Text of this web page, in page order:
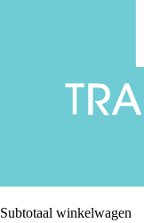
Subtotaal winkelwagen